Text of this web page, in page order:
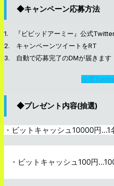
◆キャンペーン応募方法
1. 『ビビッドアーミー』公式
2. キャンペーンツイートをRT
3. 自動で応募完了のDMが届きます
公式
◆プレゼント内容(抽選)
・ビットキャッシュ10000円…1
・ビットキャッシュ100円